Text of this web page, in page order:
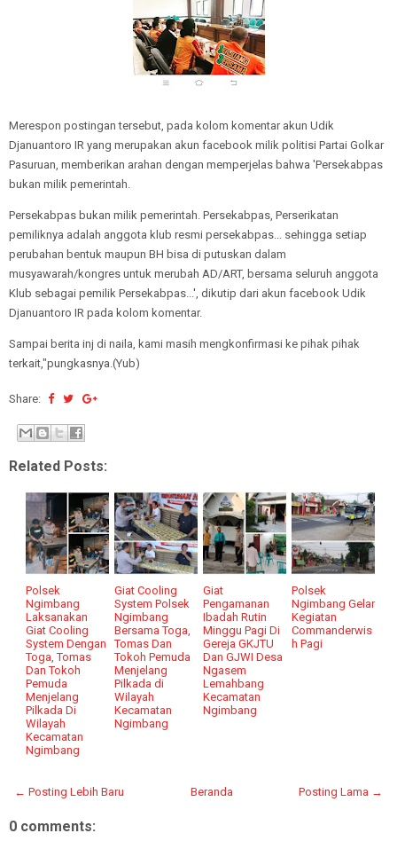
Merespon postingan tersebut, pada kolom komentar akun Udik
Djanuantoro IR yang merupakan akun facebook milik politisi Partai Golkar
Pasuruan, memberikan arahan dengan memperjelas bahwa 'Persekabpas
bukan milik pemerintah.
Persekabpas bukan milik pemerintah. Persekabpas, Perserikatan
pemiliknya adalah anggota klub resmi persekabpas... sehingga setiap
perubahan bentuk maupun BH bisa di putuskan dalam
musyawarah/kongres untuk merubah AD/ART, bersama seluruh anggota
Klub sebagai pemilik Persekabpas...', dikutip dari akun facebook Udik
Djanuantoro IR pada kolom komentar.
Sampai berita inj di naila, kami masih mengkonfirmasi ke pihak pihak
terkait,"pungkasnya.(Yub)
Share:
Related Posts:
Polsek
Ngimbang
Laksanakan
Giat Cooling
System Dengan
Toga, Tomas
Dan Tokoh
Pemuda
Menjelang
Pilkada Di
Wilayah
Kecamatan
Ngimbang
Giat Cooling
System Polsek
Ngimbang
Bersama Toga,
Tomas Dan
Tokoh Pemuda
Menjelang
Pilkada di
Wilayah
Kecamatan
Ngimbang
Giat
Pengamanan
Ibadah Rutin
Minggu Pagi Di
Gereja GKJTU
Dan GJWI Desa
Ngasem
Lemahbang
Kecamatan
Ngimbang
Polsek
Ngimbang Gelar
Kegiatan
Commanderwis
h Pagi
← Posting Lebih Baru Posting Lama →
Beranda
0 comments: